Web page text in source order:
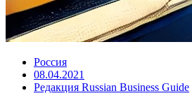
Россия
08.04.2021
Редакция Russian Business Guide